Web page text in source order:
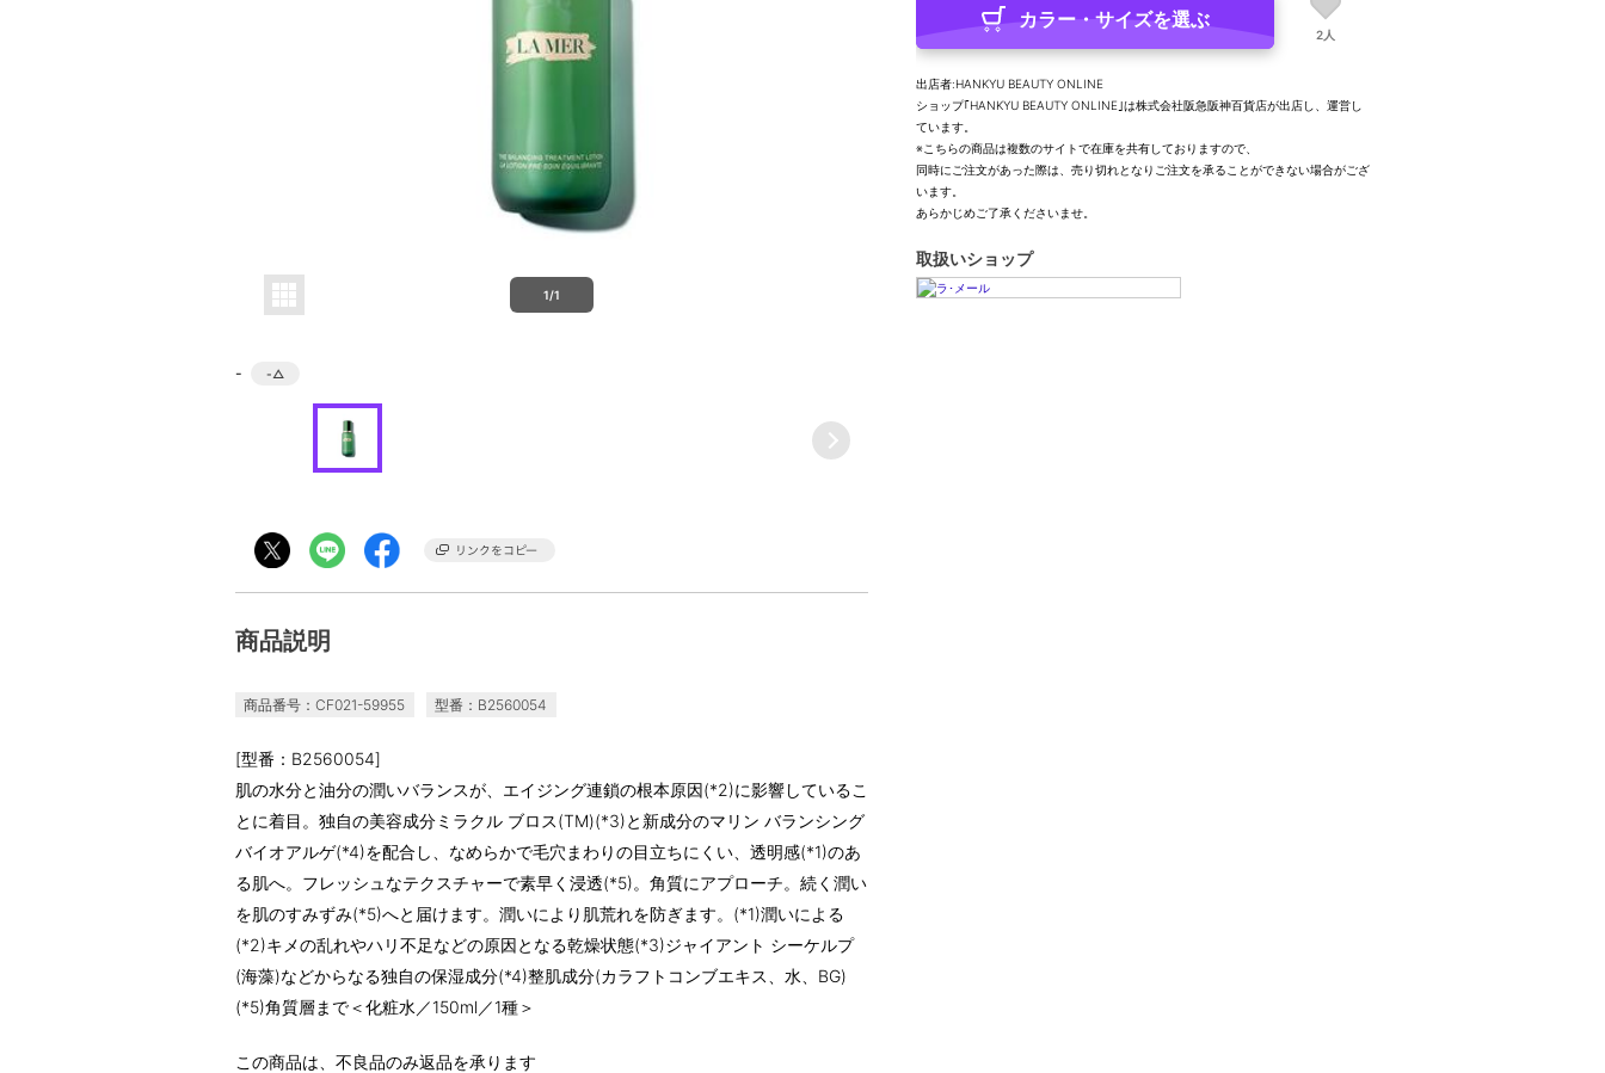
1/1
- -△
商品説明
商品番号：CF021-59955 型番：B2560054
[型番：B2560054]
肌の水分と油分の潤いバランスが、エイジング連鎖の根本原因(*2)に影響しているこ
とに着目。独自の美容成分ミラクル ブロス(TM)(*3)と新成分のマリン バランシング
バイオアルゲ(*4)を配合し、なめらかで毛穴まわりの目立ちにくい、透明感(*1)のあ
る肌へ。フレッシュなテクスチャーで素早く浸透(*5)。角質にアプローチ。続く潤い
を肌のすみずみ(*5)へと届けます。潤いにより肌荒れを防ぎます。(*1)潤いによる
(*2)キメの乱れやハリ不足などの原因となる乾燥状態(*3)ジャイアント シーケルプ
(海藻)などからなる独自の保湿成分(*4)整肌成分(カラフトコンブエキス、水、BG)
(*5)角質層まで＜化粧水／150ml／1種＞
この商品は、不良品のみ返品を承ります
カラー・サイズを選ぶ
2人
出店者:HANKYU BEAUTY ONLINE
ショップ｢HANKYU BEAUTY ONLINE｣は株式会社阪急阪神百貨店が出店し、運営し
ています。
※こちらの商品は複数のサイトで在庫を共有しておりますので、
同時にご注文があった際は、売り切れとなりご注文を承ることができない場合がござ
います。
あらかじめご了承くださいませ。
取扱いショップ